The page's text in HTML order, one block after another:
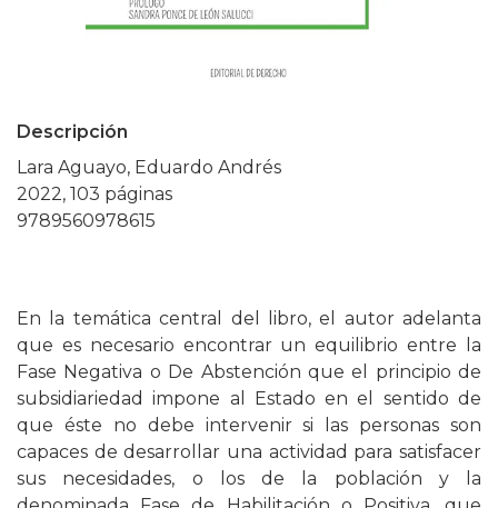
Descripción
Lara Aguayo, Eduardo Andrés
2022, 103 páginas
9789560978615
En la temática central del libro, el autor adelanta
que es necesario encontrar un equilibrio entre la
Fase Negativa o De Abstención que el principio de
subsidiariedad impone al Estado en el sentido de
que éste no debe intervenir si las personas son
capaces de desarrollar una actividad para satisfacer
sus necesidades, o los de la población y la